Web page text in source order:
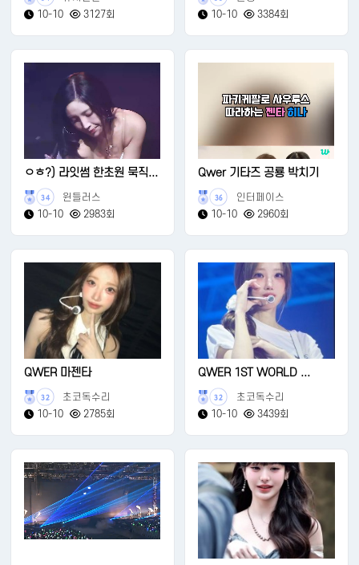
10-10
3127회
10-10
3384회
ㅇㅎ?) 라잇썸 한초원 묵직...
34
윈들러스
10-10
2983회
Qwer 기타즈 공룡 박치기
36
인터페이스
10-10
2960회
QWER 마젠타
32
초코독수리
10-10
2785회
QWER 1ST WORLD ...
32
초코독수리
10-10
3439회